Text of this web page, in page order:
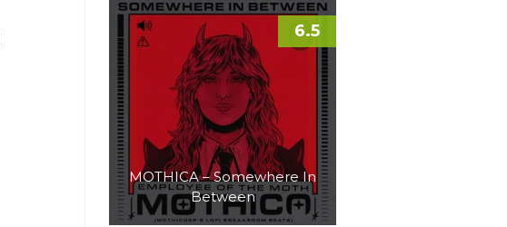
MOTHICA – Somewhere In
Between
6.5